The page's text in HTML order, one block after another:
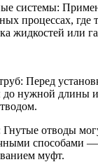
системы:
процессах, где
жидкостей или
Перед
до нужной длины
отводы
способами
муфт.